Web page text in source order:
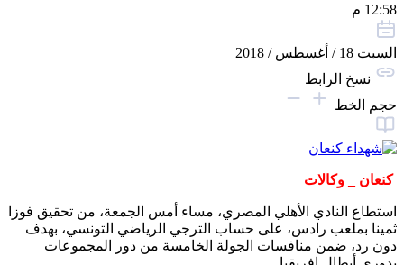
12:58 م
السبت 18 / أغسطس / 2018
نسخ الرابط
حجم الخط
كنعان _ وكالات
استطاع النادي الأهلي المصري، مساء أمس الجمعة، من تحقيق فوزا
ثمينا بملعب رادس، على حساب الترجي الرياضي التونسي، بهدف
دون رد، ضمن منافسات الجولة الخامسة من دور المجموعات